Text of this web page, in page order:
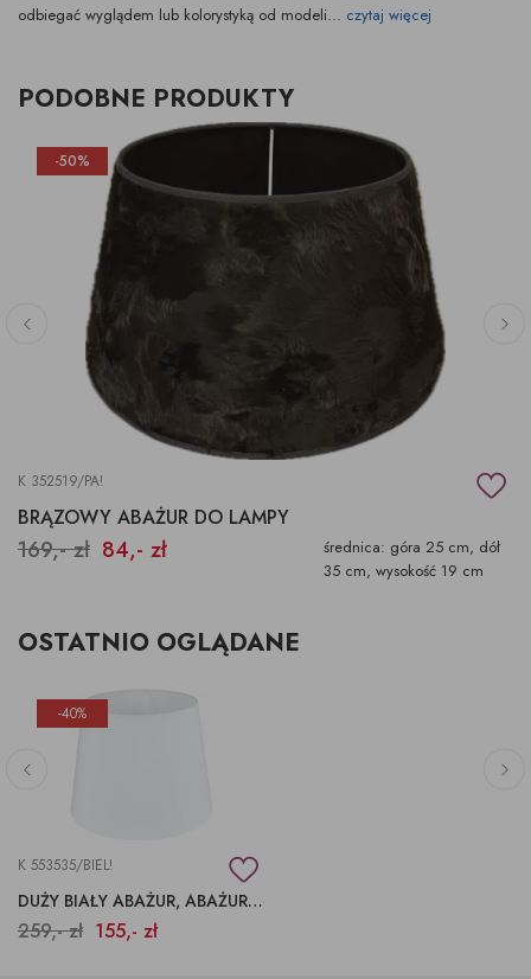
odbiegać wyglądem lub kolorystyką od modeli... czytaj więcej
PODOBNE PRODUKTY
-50%
K 352519/PA!
BRĄZOWY ABAŻUR DO LAMPY
169,- zł 84,- zł
średnica: góra 25 cm, dół
35 cm, wysokość 19 cm
OSTATNIO OGLĄDANE
-40%
K 553535/BIEL!
DUŻY BIAŁY ABAŻUR, ABAŻURY STOŻEK, ABAŻURY NA ZAMÓWIENIE
259,- zł 155,- zł